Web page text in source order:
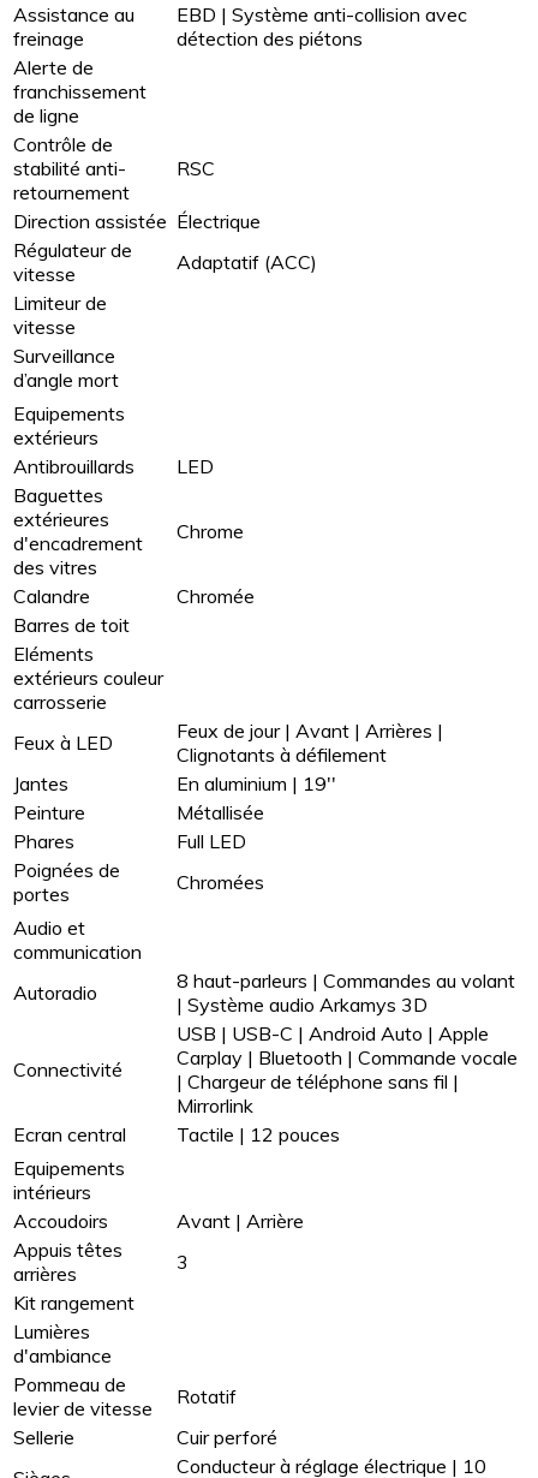
Assistance au
freinage
EBD | Système anti-collision avec
détection des piétons
Alerte de
franchissement
de ligne
Contrôle de
stabilité anti-
retournement
RSC
Direction assistée Électrique
Régulateur de
vitesse
Adaptatif (ACC)
Limiteur de
vitesse
Surveillance
d’angle mort
Equipements
extérieurs
Antibrouillards
LED
Baguettes
extérieures
d'encadrement
des vitres
Chrome
Calandre
Chromée
Barres de toit
Eléments
extérieurs couleur
carrosserie
Feux à LED
Feux de jour | Avant | Arrières |
Clignotants à défilement
Jantes
En aluminium | 19''
Peinture
Métallisée
Phares
Full LED
Poignées de
portes
Chromées
Audio et
communication
Autoradio
8 haut-parleurs | Commandes au volant
| Système audio Arkamys 3D
Connectivité
USB | USB-C | Android Auto | Apple
Carplay | Bluetooth | Commande vocale
| Chargeur de téléphone sans fil |
Mirrorlink
Ecran central
Tactile | 12 pouces
Equipements
intérieurs
Accoudoirs
Avant | Arrière
Appuis têtes
arrières
3
Kit rangement
Lumières
d'ambiance
Pommeau de
levier de vitesse
Rotatif
Sellerie
Cuir perforé
Conducteur à réglage électrique | 10